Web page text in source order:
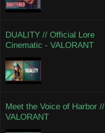
DUALITY // Official Lore
Cinematic - VALORANT
Meet the Voice of Harbor //
VALORANT